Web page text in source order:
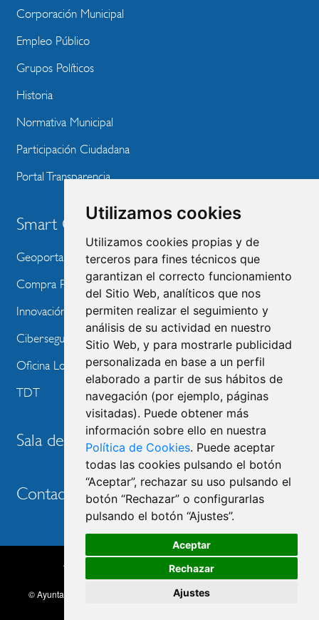
Utilizamos cookies
Utilizamos cookies propias y de
terceros para fines técnicos que
garantizan el correcto funcionamiento
del Sitio Web, analíticos que nos
permiten realizar el seguimiento y
análisis de su actividad en nuestro
Sitio Web, y para mostrarle publicidad
personalizada en base a un perfil
elaborado a partir de sus hábitos de
navegación (por ejemplo, páginas
visitadas). Puede obtener más
información sobre ello en nuestra
Política de Cookies. Puede aceptar
todas las cookies pulsando el botón
“Aceptar”, rechazar su uso pulsando el
botón “Rechazar” o configurarlas
pulsando el botón “Ajustes”.
Aceptar
Rechazar
Ajustes
Corporación Municipal
Empleo Público
Grupos Políticos
Historia
Normativa Municipal
Participación Ciudadana
Portal Transparencia
Smart City
Geoportal
Compra Pública de Innovación
Innovación Tecnológica
Ciberseguridad
Oficina Local de Ayudas Públicas
TDT
Sala de prensa
Contacto
FOOTER
Accesibilidad Aviso legal
Política de privacidad
Política de cookies
© Ayuntamiento de Las Rozas de Madrid, 2026. Todos los derechos